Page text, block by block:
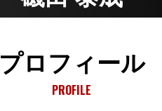
プロフィール
PROFILE